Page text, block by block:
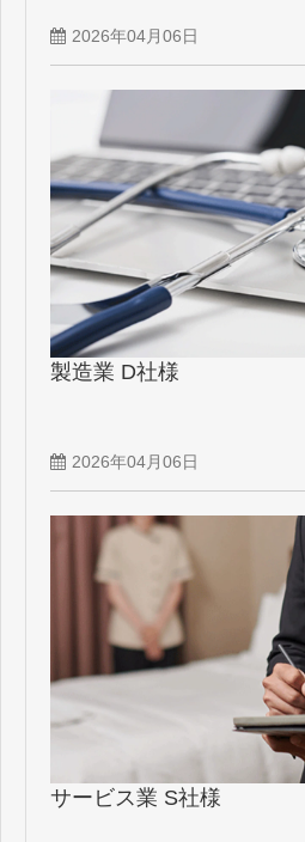
2026年04月06日
製造業 D社様
2026年04月06日
サービス業 S社様